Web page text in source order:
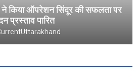
ने किया ऑपरेशन सिंदूर की सफलता पर
प्रस्ताव पारित